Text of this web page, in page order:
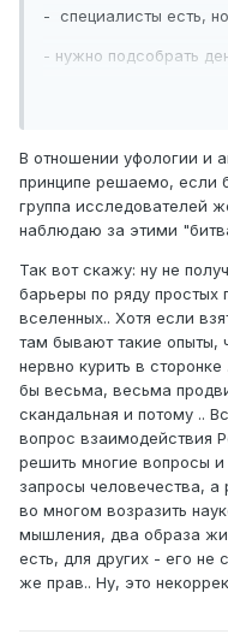
Источник:Явление
- специалисты есть,
- нужно подсобрать
В отношении уфологии и
принципе решаемо, если
группа исследователей
наблюдаю за этими
Так вот скажу: ну не
барьеры по ряду простых
вселенных.. Хотя если
там бывают такие опыты,
нервно курить в
бы весьма, весьма
скандальная и потому ..
вопрос взаимодействия
решить многие вопросы и
запросы человечества,
во многом возразить
мышления, два образа
есть, для других - его не
же прав.. Ну, это